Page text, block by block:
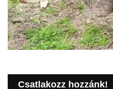
Csatlakozz hozzánk!